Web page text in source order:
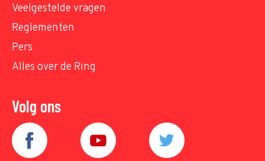
Veelgestelde vragen
Reglementen
Pers
Alles over de Ring
Volg ons